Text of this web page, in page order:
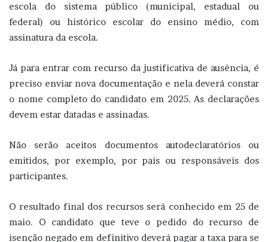
escola do sistema público (municipal, estadual ou
federal) ou histórico escolar do ensino médio, com
assinatura da escola.
Já para entrar com recurso da justificativa de ausência, é
preciso enviar nova documentação e nela deverá constar
o nome completo do candidato em 2025. As declarações
devem estar datadas e assinadas.
Não serão aceitos documentos autodeclaratórios ou
emitidos, por exemplo, por pais ou responsáveis dos
participantes.
O resultado final dos recursos será conhecido em 25 de
maio. O candidato que teve o pedido do recurso de
isenção negado em definitivo deverá pagar a taxa para se